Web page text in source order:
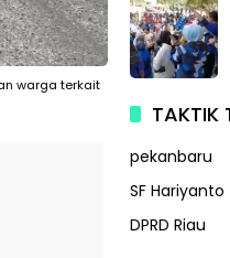
warga terkait
TAKTIK
pekanbaru
SF Hariyanto
DPRD Riau